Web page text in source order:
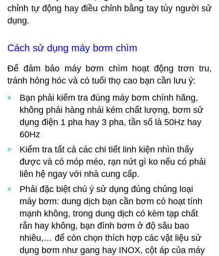
chỉnh tự động hay điều chỉnh bằng tay tùy người sử
dụng.
Cách sử dụng máy bơm chìm
Để đảm bảo máy bơm chìm hoạt động trơn tru,
tránh hỏng hóc và có tuổi thọ cao bạn cần lưu ý:
Bạn phải kiểm tra đúng máy bơm chính hãng,
không phải hàng nhái kém chất lượng, bơm sử
dụng điện 1 pha hay 3 pha, tần số là 50Hz hay
60Hz
Kiểm tra tất cả các chi tiết linh kiện nhìn thấy
được và có móp méo, rạn nứt gì ko nếu có phải
liên hệ ngay với nhà cung cấp.
Phải đặc biệt chú ý sử dụng đúng chủng loại
máy bơm: dung dịch bạn cần bơm có hoạt tính
mạnh không, trong dung dịch có kèm tạp chất
rắn hay không, bạn đình bơm ở độ sâu bao
nhiêu,… để còn chọn thích hợp các vật liệu sử
dụng bơm như gang hay INOX, cột áp của máy